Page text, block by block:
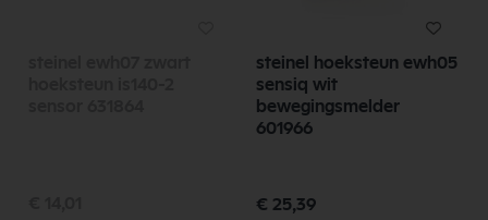
steinel hoeksteun ewh05
sensiq wit
bewegingsmelder
601966
€ 25,39